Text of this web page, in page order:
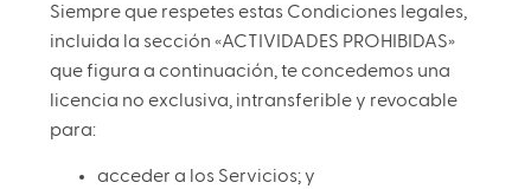
Siempre que respetes estas Condiciones legales,
incluida la sección «ACTIVIDADES PROHIBIDAS»
que figura a continuación, te concedemos una
licencia no exclusiva, intransferible y revocable
para:
acceder a los Servicios; y